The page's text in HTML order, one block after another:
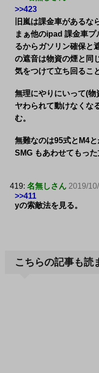
>>423
旧嵐は課金車があるな
まぁ他のipad 課金車プ
るからガソリン確保と
の遮音は物資の煙と同
気をつけて立ち回るこ
無理にやりにいって(物
ヤわられて動けなくな
む。
無難なのは95式とM4
SMG もあわせてもっ
419: 名無しさん 2019/
>>411
yの索敵法を見る。
こちらの記事も読